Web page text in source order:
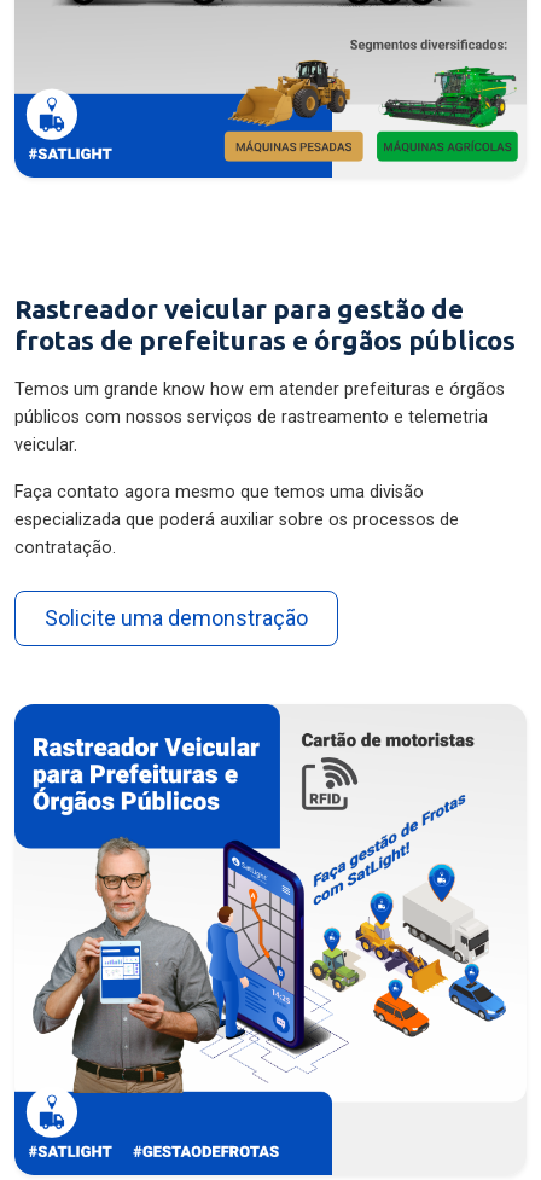
Rastreador veicular para gestão de
frotas de prefeituras e órgãos públicos
Temos um grande know how em atender prefeituras e órgãos
públicos com nossos serviços de rastreamento e telemetria
veicular.
Faça contato agora mesmo que temos uma divisão
especializada que poderá auxiliar sobre os processos de
contratação.
Solicite uma demonstração